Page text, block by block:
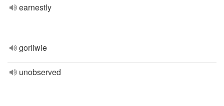
earnestly
gorliwie
unobserved